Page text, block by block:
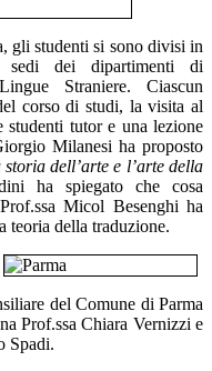
gli studenti si sono divisi in
dei dipartimenti di
Straniere. Ciascun
corso di studi, la visita al
studenti tutor e una lezione
Milanesi ha proposto
dell’arte e l’arte della
ha spiegato che cosa
Micol Besenghi ha
teoria della traduzione.
del Comune di Parma
Prof.ssa Chiara Vernizzi e
Spadi.